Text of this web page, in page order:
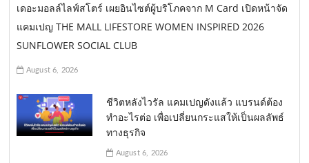
เดอะมอลล์ไลฟ์สโตร์ เผยอินไซต์ผู้บริโภคจาก M Card เปิดหน้าจัด
แคมเปญ THE MALL LIFESTORE WOMEN INSPIRED 2026
SUNFLOWER SOCIAL CLUB
August 6, 2026
ชีวิตหลังไวรัล แคมเปญดังแล้ว แบรนด์ต้อง
ทำอะไรต่อ เพื่อเปลี่ยนกระแสให้เป็นผลลัพธ์
ทางธุรกิจ
August 6, 2026